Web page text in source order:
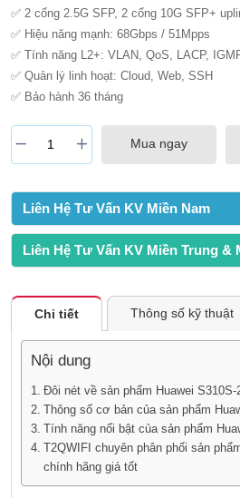
✅ 2 cổng 2.5G SFP, 2 cổng 10G SFP+
✅ Hiệu năng mạnh: 68Gbps / 51Mpps
✅ Tính năng L2+: VLAN, QoS, LACP,
✅ Quản lý linh hoạt: Cloud, Web, SSH
✅ Bảo hành 36 tháng
Mua ngay
Liên Hệ Tư Vấn KV Miền Nam
Liên Hệ Tư Vấn KV Miền Trung &
Chi tiết Thông số kỹ thuật
Nội dung
Đôi nét về sản phẩm Huawei S310S-
Thông số cơ bản của sản phẩm
Tính năng nổi bật của sản phẩm
T2QWIFI chuyên phân phối sản
chính hãng giá tốt